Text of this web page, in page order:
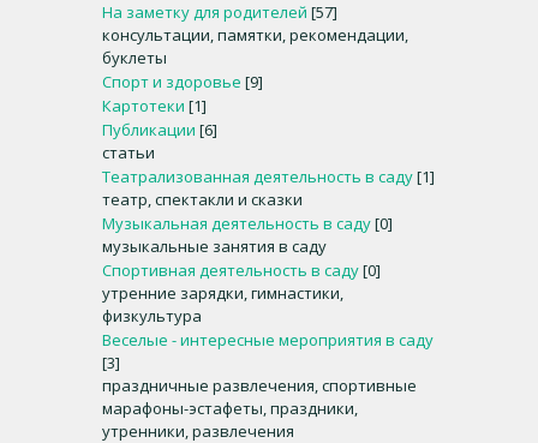
На заметку для родителей [57]
консультации, памятки, рекомендации,
буклеты
Спорт и здоровье [9]
Картотеки [1]
Публикации [6]
статьи
Театрализованная деятельность в саду[1]
театр, спектакли и сказки
Музыкальная деятельность в саду[0]
музыкальные занятия в саду
Спортивная деятельность в саду[0]
утренние зарядки, гимнастики,
физкультура
Веселые - интересные мероприятия в саду
[3]
праздничные развлечения, спортивные
марафоны-эстафеты, праздники,
утренники, развлечения